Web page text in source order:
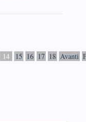
14 15 16 17 18 Avanti